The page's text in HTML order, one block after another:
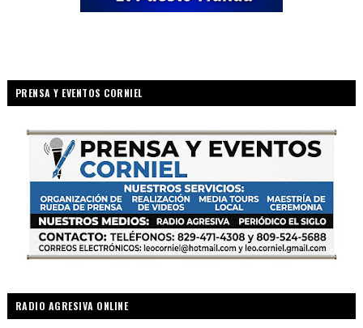
PRENSA Y EVENTOS CORNIEL
RADIO AGRESIVA ONLINE